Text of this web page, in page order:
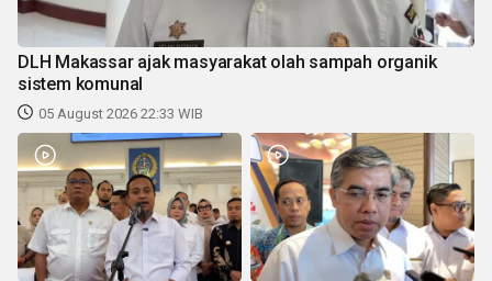
DLH Makassar ajak masyarakat olah sampah organik
sistem komunal
05 August 2026 22:33 WIB